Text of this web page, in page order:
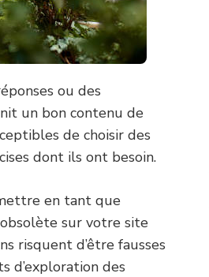
ou des
un bon contenu de
de choisir des
dont ils ont besoin.
en tant que
sur votre site
risquent d’être fausses
d’exploration des